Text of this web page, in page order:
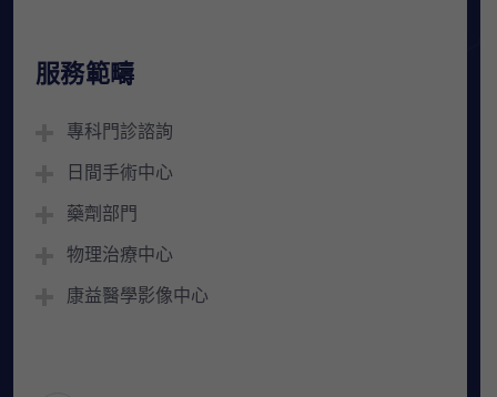
服務範疇
專科門診諮詢
日間手術中心
藥劑部門
物理治療中心
康益醫學影像中心